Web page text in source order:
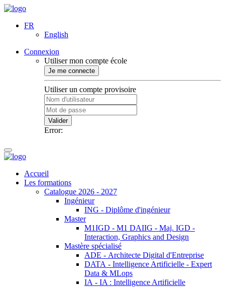
FR
English
Connexion
Utiliser mon compte école
Je me connecte
Utiliser un compte provisoire
Valider
Error:
Accueil
Les formations
Catalogue 2026 - 2027
Ingénieur
ING - Diplôme d'ingénieur
Master
M1IGD - M1 DAIIG - Maj. IGD -
Interaction, Graphics and Design
Mastère spécialisé
ADE - Architecte Digital d'Entreprise
DATA - Intelligence Artificielle - Expert
Data & MLops
IA - IA : Intelligence Artificielle